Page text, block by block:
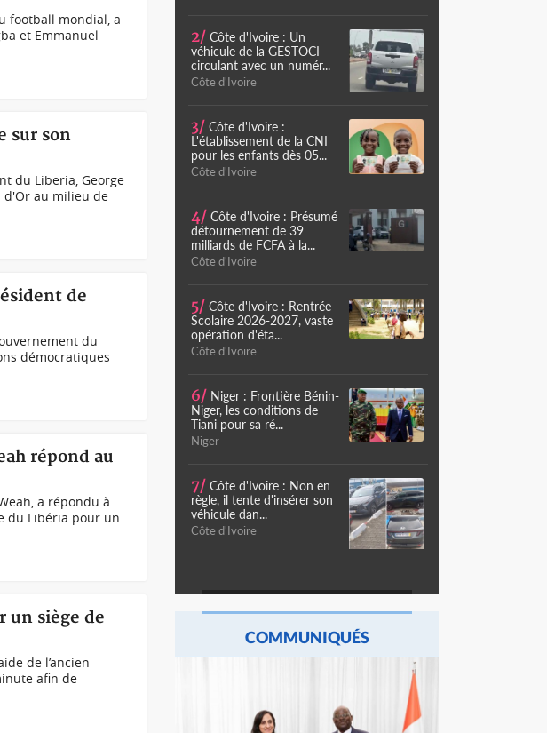
football mondial, a
et Emmanuel
sur son
du Liberia, George
d'Or au milieu de
de
du
démocratiques
répond au
a répondu à
du Libéria pour un
un siège de
de l’ancien
afin de
2/ Côte d'Ivoire : Un
véhicule de la GESTOCI
circulant avec un numér...
Côte d'Ivoire
3/ Côte d'Ivoire :
L'établissement de la CNI
pour les enfants dès 05...
Côte d'Ivoire
4/ Côte d'Ivoire : Présumé
détournement de 39
milliards de FCFA à la...
Côte d'Ivoire
5/ Côte d'Ivoire : Rentrée
Scolaire 2026-2027, vaste
opération d'éta...
Côte d'Ivoire
6/ Niger : Frontière Bénin-
Niger, les conditions de
Tiani pour sa ré...
Niger
7/ Côte d'Ivoire : Non en
règle, il tente d'insérer son
véhicule dan...
Côte d'Ivoire
COMMUNIQUÉS